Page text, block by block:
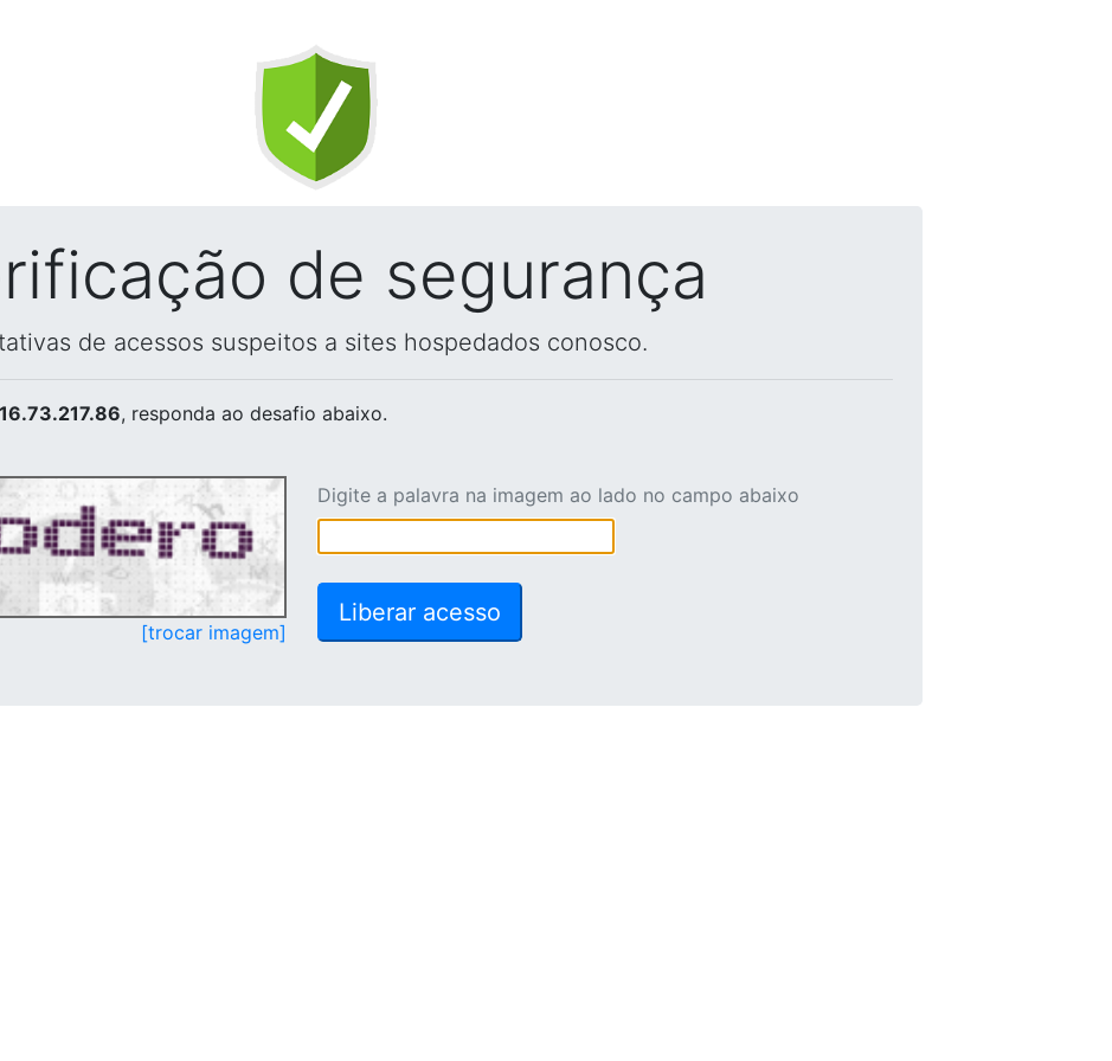
de segurança
de acessos suspeitos a sites hospedados conosco.
, responda ao desafio abaixo.
[trocar imagem]
Digite a palavra na imagem ao lado no campo abaixo